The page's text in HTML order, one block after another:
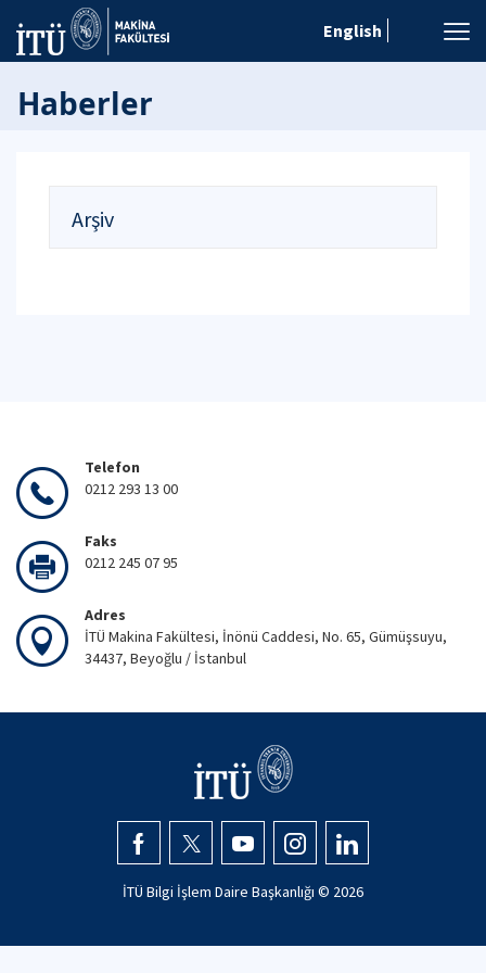
English
Haberler
Arşiv
Telefon
0212 293 13 00
Faks
0212 245 07 95
Adres
İTÜ Makina Fakültesi, İnönü Caddesi, No. 65, Gümüşsuyu,
34437, Beyoğlu / İstanbul
İTÜ Bilgi İşlem Daire Başkanlığı © 2026